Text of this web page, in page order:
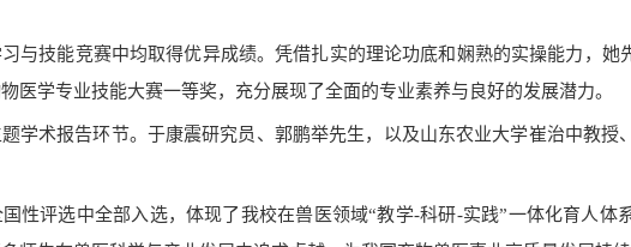
与技能竞赛中均取得优异成绩。凭借扎实的理论功底和娴熟的实操能力，她
医学专业技能大赛一等奖，充分展现了全面的专业素养与良好的发展潜力。
学术报告环节。于康震研究员、郭鹏举先生，以及山东农业大学崔治中教授
性评选中全部入选，体现了我校在兽医领域“教学-科研-实践”一体化育人体